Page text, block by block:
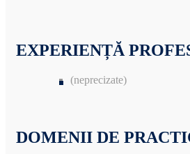
EXPERIENȚĂ
(neprecizate)
DOMENII DE